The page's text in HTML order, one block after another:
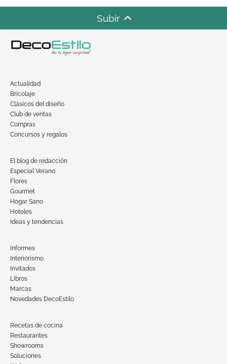
Subir
Actualidad
Bricolaje
Clásicos del diseño
Club de ventas
Compras
Concursos y regalos
El blog de redacción
Especial Verano
Flores
Gourmet
Hogar Sano
Hoteles
Ideas y tendencias
Informes
Interiorismo
Invitados
Libros
Marcas
Novedades DecoEstilo
Recetas de cocina
Restaurantes
Showrooms
Soluciones